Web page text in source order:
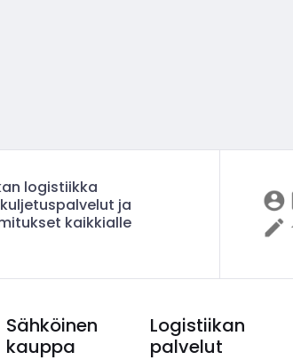
logistiikka
ja
kaikkialle
Sähköinen
kauppa
Logistiikan
palvelut